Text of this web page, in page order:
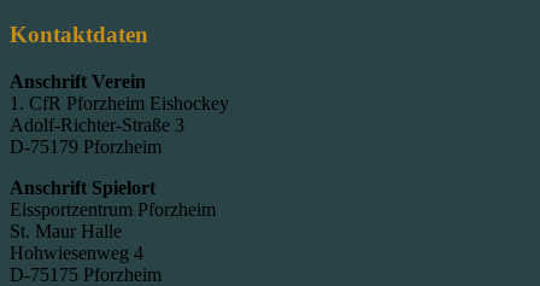
Kontaktdaten
Anschrift Verein
1. CfR Pforzheim Eishockey
Adolf-Richter-Straße 3
D-75179 Pforzheim
Anschrift Spielort
Eissportzentrum Pforzheim
St. Maur Halle
Hohwiesenweg 4
D-75175 Pforzheim